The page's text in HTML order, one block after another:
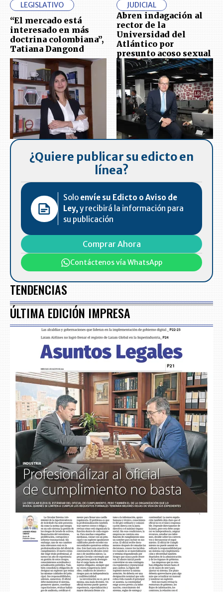
LEGISLATIVO
“El mercado está
interesado en más
doctrina colombiana”,
Tatiana Dangond
JUDICIAL
Abren indagación al
rector de la
Universidad del
Atlántico por
presunto acoso sexual
¿Quiere publicar su edicto en
línea?
Solo envíe su Edicto o Aviso de
Ley,y recibirá la información para
su publicación
Comprar Ahora
Contáctenos vía WhatsApp
TENDENCIAS
ÚLTIMA EDICIÓN IMPRESA